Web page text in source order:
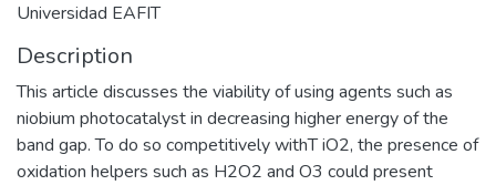
Universidad EAFIT
Description
This article discusses the viability of using agents such as
niobium photocatalyst in decreasing higher energy of the
band gap. To do so competitively withT iO2, the presence of
oxidation helpers such as H2O2 and O3 could present